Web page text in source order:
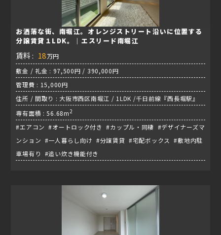
お洒落な街、南堀江。オレンジストリート沿いに位置する
分譲賃貸１LDK。｜エスリード南堀江
賃料 : 18万円
敷金 / 礼金 : 97,500円 / 390,000円
管理費 : 15,000円
住所 / 間取り : 大阪市西区南堀江 / 1LDK /千日前線『西長堀駅』
専有面積 : 56.68m2
#エアコン #オートロック付き #カップル・同棲 #デザイナーズマ
ンション #一人暮らし向け #分譲賃貸 #宅配ボックス #敷地内駐
車場有り #追い炊き機能付き